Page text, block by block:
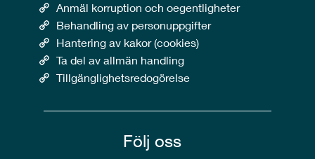
Anmäl korruption och oegentligheter
Behandling av personuppgifter
Hantering av kakor (cookies)
Ta del av allmän handling
Tillgänglighetsredogörelse
Följ oss